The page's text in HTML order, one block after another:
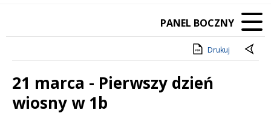
PANEL BOCZNY
Drukuj
21 marca - Pierwszy dzień
wiosny w 1b